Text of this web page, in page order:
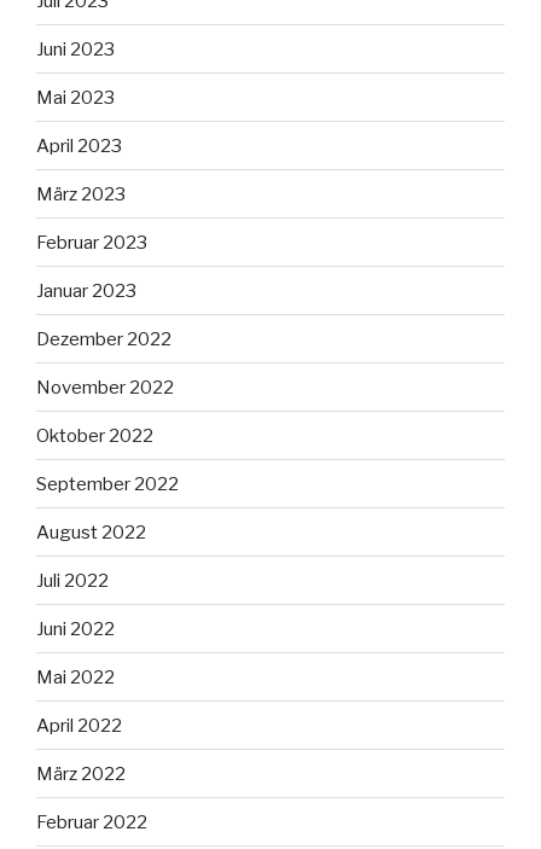
Juni 2023
Mai 2023
April 2023
März 2023
Februar 2023
Januar 2023
Dezember 2022
November 2022
Oktober 2022
September 2022
August 2022
Juli 2022
Juni 2022
Mai 2022
April 2022
März 2022
Februar 2022